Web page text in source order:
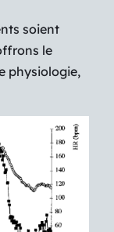
soient
le
physiologie,